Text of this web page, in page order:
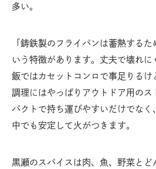
多い。
「鋳鉄製のフライパンは蓄熱する
いう特徴があります。丈夫で壊れ
飯ではカセットコンロで事足りる
調理にはやっぱりアウトドア用のス
パクトで持ち運びやすいだけでなく
中でも安定して火がつきます。
黒瀬のスパイスは肉、魚、野菜と